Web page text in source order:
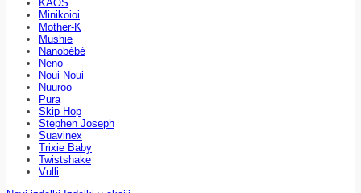
KAOS
Minikoioi
Mother-K
Mushie
Nanobébé
Neno
Noui Noui
Nuuroo
Pura
Skip Hop
Stephen Joseph
Suavinex
Trixie Baby
Twistshake
Vulli